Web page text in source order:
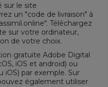
sur le site
un "code de livraison" à
". Téléchargez
sur votre ordinateur,
de votre choix.
gratuite Adobe Digital
iOS et android) ou
iOS) par exemple. Sur
également utiliser